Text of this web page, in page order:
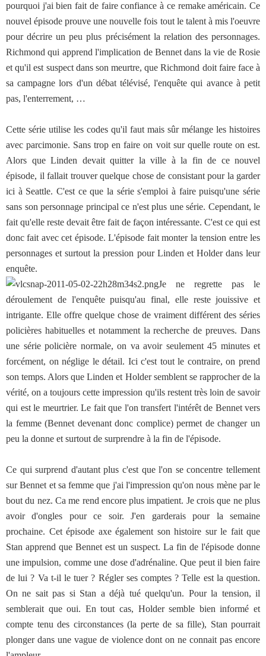
pourquoi j'ai bien fait de faire confiance à ce remake américain. Ce
nouvel épisode prouve une nouvelle fois tout le talent à mis l'oeuvre
pour décrire un peu plus précisément la relation des personnages.
Richmond qui apprend l'implication de Bennet dans la vie de Rosie
et qu'il est suspect dans son meurtre, que Richmond doit faire face à
sa campagne lors d'un débat télévisé, l'enquête qui avance à petit
pas, l'enterrement, …
Cette série utilise les codes qu'il faut mais sûr mélange les histoires
avec parcimonie. Sans trop en faire on voit sur quelle route on est.
Alors que Linden devait quitter la ville à la fin de ce nouvel
épisode, il fallait trouver quelque chose de consistant pour la garder
ici à Seattle. C'est ce que la série s'emploi à faire puisqu'une série
sans son personnage principal ce n'est plus une série. Cependant, le
fait qu'elle reste devait être fait de façon intéressante. C'est ce qui est
donc fait avec cet épisode. L'épisode fait monter la tension entre les
personnages et surtout la pression pour Linden et Holder dans leur
enquête.
Je ne regrette pas le
déroulement de l'enquête puisqu'au final, elle reste jouissive et
intrigante. Elle offre quelque chose de vraiment différent des séries
policières habituelles et notamment la recherche de preuves. Dans
une série policière normale, on va avoir seulement 45 minutes et
forcément, on néglige le détail. Ici c'est tout le contraire, on prend
son temps. Alors que Linden et Holder semblent se rapprocher de la
vérité, on a toujours cette impression qu'ils restent très loin de savoir
qui est le meurtrier. Le fait que l'on transfert l'intérêt de Bennet vers
la femme (Bennet devenant donc complice) permet de changer un
peu la donne et surtout de surprendre à la fin de l'épisode.
Ce qui surprend d'autant plus c'est que l'on se concentre tellement
sur Bennet et sa femme que j'ai l'impression qu'on nous mène par le
bout du nez. Ca me rend encore plus impatient. Je crois que ne plus
avoir d'ongles pour ce soir. J'en garderais pour la semaine
prochaine. Cet épisode axe également son histoire sur le fait que
Stan apprend que Bennet est un suspect. La fin de l'épisode donne
une impulsion, comme une dose d'adrénaline. Que peut il bien faire
de lui ? Va t-il le tuer ? Régler ses comptes ? Telle est la question.
On ne sait pas si Stan a déjà tué quelqu'un. Pour la tension, il
semblerait que oui. En tout cas, Holder semble bien informé et
compte tenu des circonstances (la perte de sa fille), Stan pourrait
plonger dans une vague de violence dont on ne connait pas encore